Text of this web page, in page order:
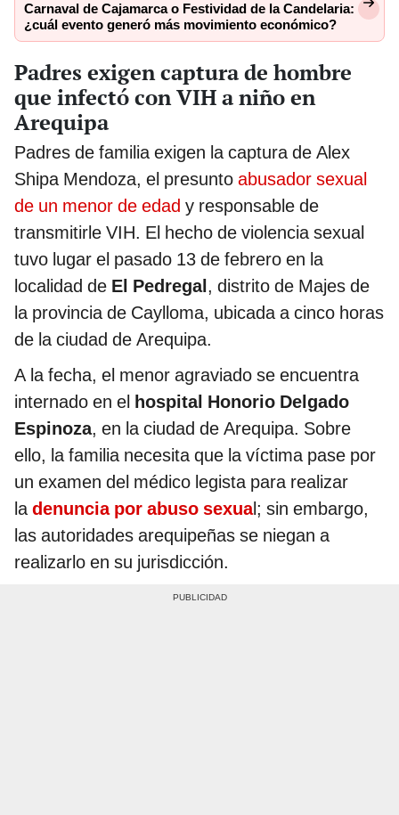
Carnaval de Cajamarca o Festividad de la Candelaria:
¿cuál evento generó más movimiento económico?
Padres exigen captura de hombre
que infectó con VIH a niño en
Arequipa
Padres de familia exigen la captura de Alex
Shipa Mendoza, el presunto abusador sexual
de un menor de edad y responsable de
transmitirle VIH. El hecho de violencia sexual
tuvo lugar el pasado 13 de febrero en la
localidad de El Pedregal, distrito de Majes de
la provincia de Caylloma, ubicada a cinco horas
de la ciudad de Arequipa.
A la fecha, el menor agraviado se encuentra
internado en el hospital Honorio Delgado
Espinoza, en la ciudad de Arequipa. Sobre
ello, la familia necesita que la víctima pase por
un examen del médico legista para realizar
ladenuncia por abuso sexual; sin embargo,
las autoridades arequipeñas se niegan a
realizarlo en su jurisdicción.